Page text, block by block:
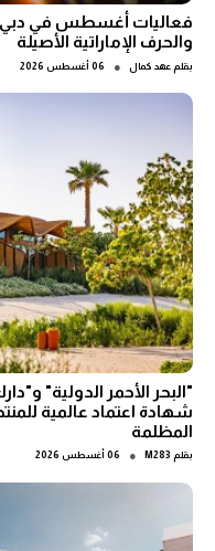
فعاليات أغسطس في دبي
والحرف الإماراتية الأصيلة
بقلم عهد كمال ● 06 أغسطس 2026
"البحر الأحمر الدولية"
شهادة اعتماد عالمية
المظلمة
بقلم M283
● 06 أغسطس 2026